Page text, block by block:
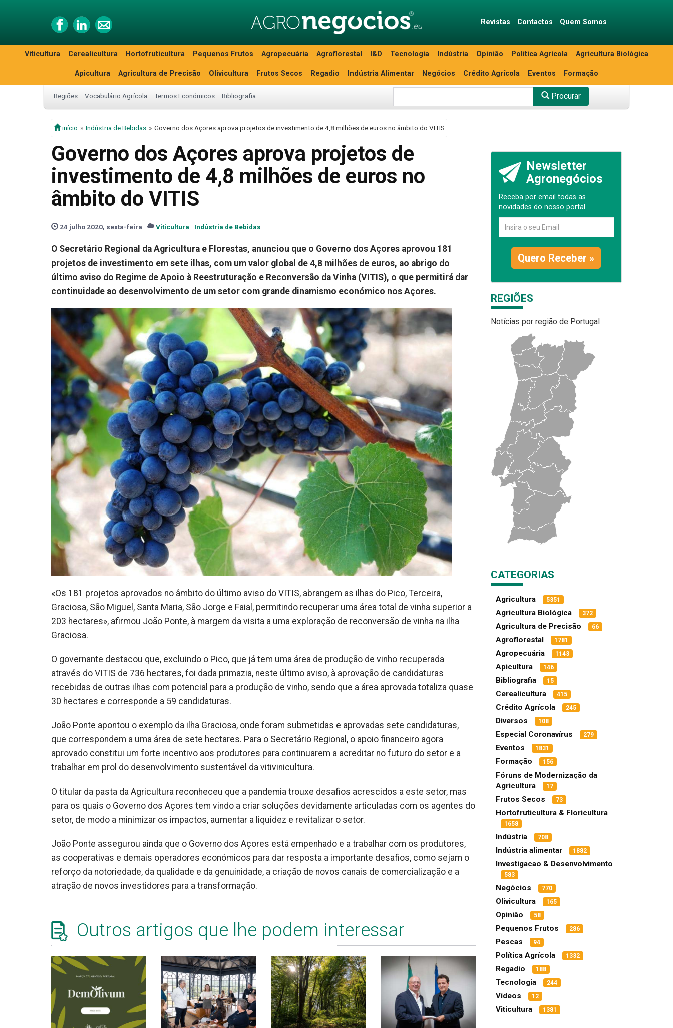
Revistas Contactos Quem Somos
Viticultura Cerealicultura Hortofruticultura Pequenos Frutos Agropecuária Agroflorestal I&D Tecnologia Indústria Opinião Política Agrícola Agricultura Biológica
Apicultura Agricultura de Precisão Olivicultura Frutos Secos Regadio Indústria Alimentar Negócios Crédito Agrícola Eventos Formação
Regiões Vocabulário Agrícola Termos Económicos Bibliografia Procurar
início Indústria de Bebidas Governo dos Açores aprova projetos de investimento de 4,8 milhões de euros no âmbito do VITIS
Governo dos Açores aprova projetos de
investimento de 4,8 milhões de euros no
âmbito do VITIS
24 julho 2020, sexta-feira Viticultura Indústria de Bebidas
O Secretário Regional da Agricultura e Florestas, anunciou que o Governo dos Açores aprovou 181
projetos de investimento em sete ilhas, com um valor global de 4,8 milhões de euros, ao abrigo do
último aviso do Regime de Apoio à Reestruturação e Reconversão da Vinha (VITIS), o que permitirá dar
continuidade ao desenvolvimento de um setor com grande dinamismo económico nos Açores.
«Os 181 projetos aprovados no âmbito do último aviso do VITIS, abrangem as ilhas do Pico, Terceira,
Graciosa, São Miguel, Santa Maria, São Jorge e Faial, permitindo recuperar uma área total de vinha superior a
203 hectares», afirmou João Ponte, à margem da visita a uma exploração de reconversão de vinha na ilha
Graciosa.
O governante destacou que, excluindo o Pico, que já tem uma área de produção de vinho recuperada
através do VITIS de 736 hectares, foi dada primazia, neste último aviso, à aprovação de candidaturas
recebidas de outras ilhas com potencial para a produção de vinho, sendo que a área aprovada totaliza quase
30 hectares e corresponde a 59 candidaturas.
João Ponte apontou o exemplo da ilha Graciosa, onde foram submetidas e aprovadas sete candidaturas,
que correspondem a uma área de sete hectares. Para o Secretário Regional, o apoio financeiro agora
aprovado constitui um forte incentivo aos produtores para continuarem a acreditar no futuro do setor e a
trabalhar em prol do desenvolvimento sustentável da vitivinicultura.
O titular da pasta da Agricultura reconheceu que a pandemia trouxe desafios acrescidos a este setor, mas
para os quais o Governo dos Açores tem vindo a criar soluções devidamente articuladas com os agentes do
setor, de modo a minimizar os impactos, aumentar a liquidez e revitalizar o setor.
João Ponte assegurou ainda que o Governo dos Açores está empenhado e a trabalhar com os produtores,
as cooperativas e demais operadores económicos para dar resposta a importante desafios, como sejam o
reforço da notoriedade, da qualidade e da genuinidade, a criação de novos canais de comercialização e a
atração de novos investidores para a transformação.
Outros artigos que lhe podem interessar
Newsletter
Agronegócios
Receba por email todas as
novidades do nosso portal.
Quero Receber »
REGIÕES
Notícias por região de Portugal
CATEGORIAS
Agricultura 5351
Agricultura Biológica 372
Agricultura de Precisão 66
Agroflorestal 1781
Agropecuária 1143
Apicultura 146
Bibliografia 15
Cerealicultura 415
Crédito Agrícola 245
Diversos 108
Especial Coronavírus 279
Eventos 1831
Formação 156
Fóruns de Modernização da
Agricultura
17
Frutos Secos 73
Hortofruticultura & Floricultura
1658
Indústria 708
Indústria alimentar 1882
Investigacao & Desenvolvimento
583
Negócios 770
Olivicultura 165
Opinião 58
Pequenos Frutos 286
Pescas 94
Política Agrícola 1332
Regadio 188
Tecnologia 244
Vídeos 12
Viticultura 1381